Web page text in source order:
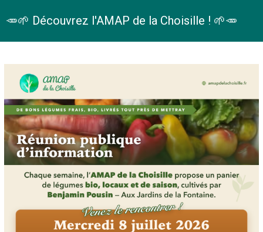
🥕🌱 Découvrez l'AMAP de la Choisille ! 🌱🥕